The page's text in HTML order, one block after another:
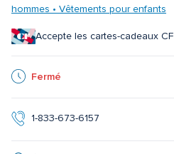
hommes • Vêtements pour enfants
Accepte les cartes-cadeaux CF
Fermé
1-833-673-6157